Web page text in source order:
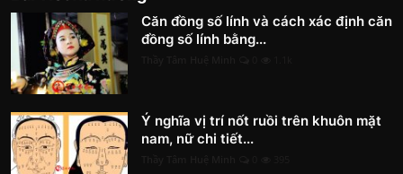
Căn đồng số lính và cách xác định căn
đồng số lính bằng...
Ý nghĩa vị trí nốt ruồi trên khuôn mặt
nam, nữ chi tiết...